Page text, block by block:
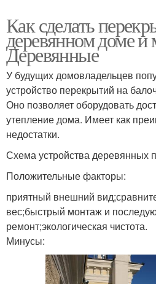
Как сделать
деревянном доме и
Деревянные
У будущих домовладельцев
устройство перекрытий на
Оно позволяет оборудовать
утепление дома. Имеет как
недостатки.
Схема устройства деревянных
Положительные факторы:
приятный внешний
вес;быстрый монтаж и
ремонт;экологическая чистота.
Минусы: